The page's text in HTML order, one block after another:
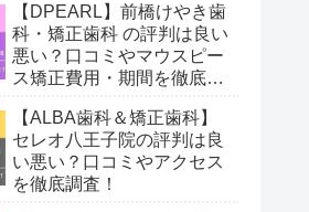
矯正費用・期間を徹底調
査！
【DPEARL】前橋けやき歯
科・矯正歯科 の評判は良い
悪い？口コミやマウスピー
ス矯正費用・期間を徹底調
【ALBA歯科＆矯正歯科】
セレオ八王子院の評判は良
い悪い？口コミやアクセス
を徹底調査！